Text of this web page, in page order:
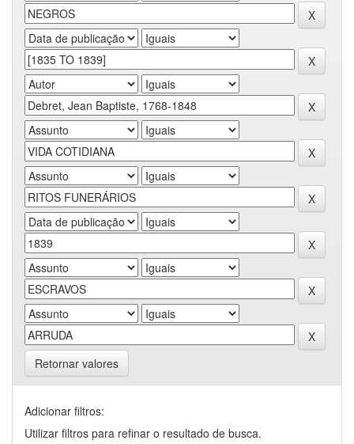
Retornar valores
Adicionar filtros:
Utilizar filtros para refinar o resultado de busca.